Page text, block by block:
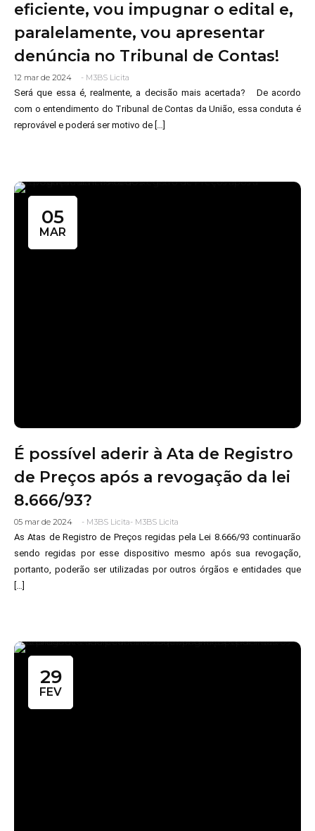
Jurisprudência em matéria de saúde suplementar
Temas afetados pelo STJ/STF
Chatbot
Contato
eficiente, vou impugnar o edital e,
paralelamente, vou apresentar
denúncia no Tribunal de Contas!
12 mar de 2024 - M3BS Licita
Será que essa é, realmente, a decisão mais acertada? De acordo
com o entendimento do Tribunal de Contas da União, essa conduta é
reprovável e poderá ser motivo de […]
05
MAR
É possível aderir à Ata de Registro
de Preços após a revogação da lei
8.666/93?
05 mar de 2024 - M3BS Licita- M3BS Licita
As Atas de Registro de Preços regidas pela Lei 8.666/93 continuarão
sendo regidas por esse dispositivo mesmo após sua revogação,
portanto, poderão ser utilizadas por outros órgãos e entidades que
[…]
29
FEV